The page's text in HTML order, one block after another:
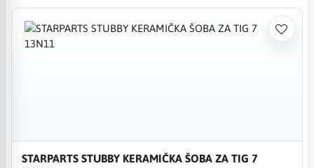
STARPARTS STUBBY KERAMIČKA ŠOBA ZA TIG 7